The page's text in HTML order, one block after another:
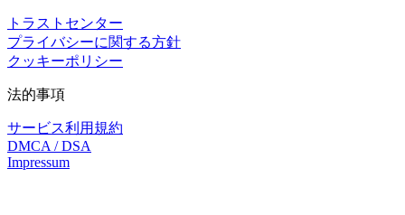
トラストセンター
プライバシーに関する方針
クッキーポリシー
法的事項
サービス利用規約
DMCA / DSA
Impressum